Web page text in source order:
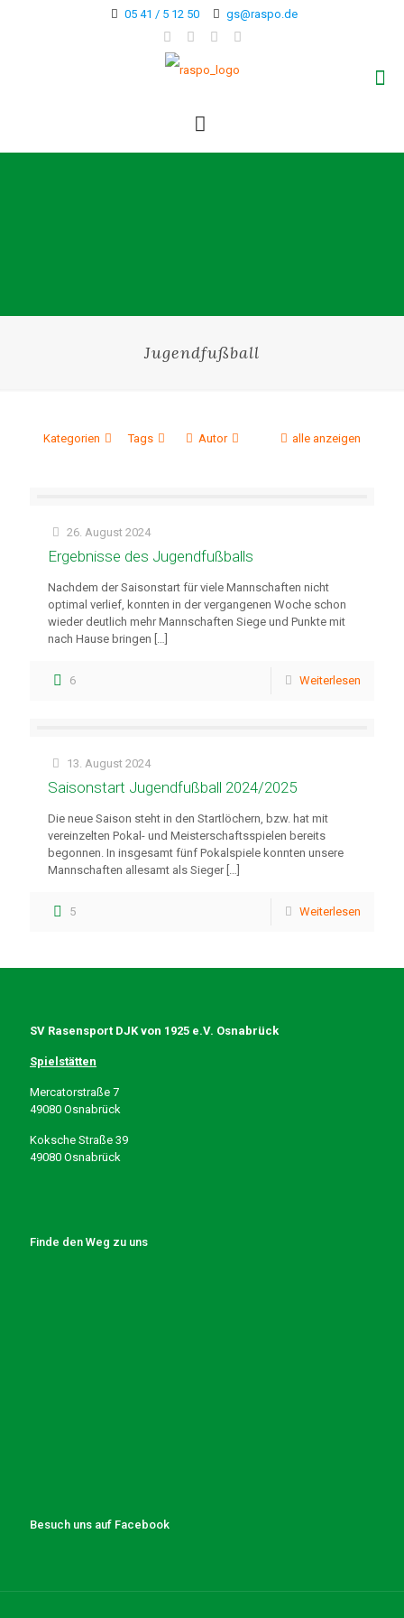
05 41 / 5 12 50 gs@raspo.de
Jugendfußball
Kategorien Tags Autor alle anzeigen
26. August 2024
Ergebnisse des Jugendfußballs
Nachdem der Saisonstart für viele Mannschaften nicht
optimal verlief, konnten in der vergangenen Woche schon
wieder deutlich mehr Mannschaften Siege und Punkte mit
nach Hause bringen […]
6 Weiterlesen
13. August 2024
Saisonstart Jugendfußball 2024/2025
Die neue Saison steht in den Startlöchern, bzw. hat mit
vereinzelten Pokal- und Meisterschaftsspielen bereits
begonnen. In insgesamt fünf Pokalspiele konnten unsere
Mannschaften allesamt als Sieger[…]
5 Weiterlesen
SV Rasensport DJK von 1925 e.V. Osnabrück
Spielstätten
Mercatorstraße 7
49080 Osnabrück
Koksche Straße 39
49080 Osnabrück
Finde den Weg zu uns
Besuch uns auf Facebook